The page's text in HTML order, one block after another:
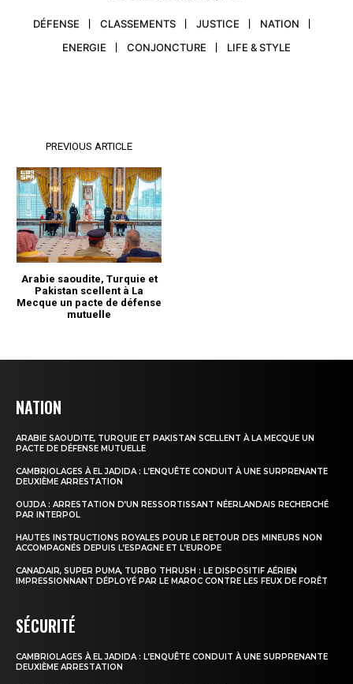
NATION
ARABIE SAOUDITE, TURQUIE ET PAKISTAN SCELLENT À LA MECQUE UN
PACTE DE DÉFENSE MUTUELLE
CAMBRIOLAGES À EL JADIDA : L’ENQUÊTE CONDUIT À UNE SURPRENANTE
DEUXIÈME ARRESTATION
OUJDA : ARRESTATION D’UN RESSORTISSANT NÉERLANDAIS RECHERCHÉ
PAR INTERPOL
HAUTES INSTRUCTIONS ROYALES POUR LE RETOUR DES MINEURS NON
ACCOMPAGNÉS DEPUIS L’ESPAGNE ET L’EUROPE
CANADAIR, SUPER PUMA, TURBO THRUSH : LE DISPOSITIF AÉRIEN
IMPRESSIONNANT DÉPLOYÉ PAR LE MAROC CONTRE LES FEUX DE FORÊT
SÉCURITÉ
CAMBRIOLAGES À EL JADIDA : L’ENQUÊTE CONDUIT À UNE SURPRENANTE
DEUXIÈME ARRESTATION